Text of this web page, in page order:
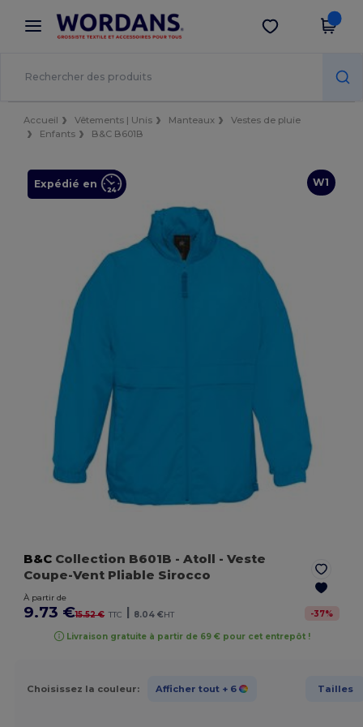
× Appli Wordans
Meilleurs prix sur l’app !
Obtenir l'appli
Accueil Vêtements | Unis Manteaux
Vestes de pluie
Enfants
B&C B601B
W1
Expédié en
B&C Collection B601B - Atoll - Veste
Coupe-Vent Pliable Sirocco
À partir de
9.73 €15.52 € TTC | 8.04 €HT -37%
Livraison gratuite à partir de 69 € pour cet entrepôt !
Choisissez la couleur: Afficher tout + 6 Tailles